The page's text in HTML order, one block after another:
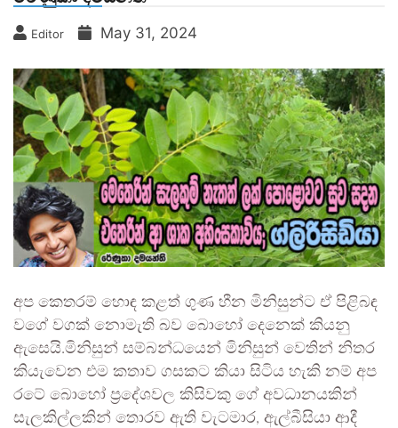
Editor May 31, 2024
අප කෙතරම් හොඳ කළත් ගුණ හීන මිනිසුන්ට ඒ පිළිබඳ
වගේ වගක් නොමැති බව බොහෝ දෙනෙක් කියනු
ඇසෙයි.මිනිසුන් සම්බන්ධයෙන් මිනිසුන් වෙතින් නිතර
කියැවෙන එම කතාව ගසකට කියා සිටිය හැකි නම් අප
රටේ බොහෝ ප්‍රදේශවල කිසිවකු ගේ අවධානයකින්
සැලකිල්ලකින් තොරව ඇති වැටමාර, ඇල්බීසියා ආදී